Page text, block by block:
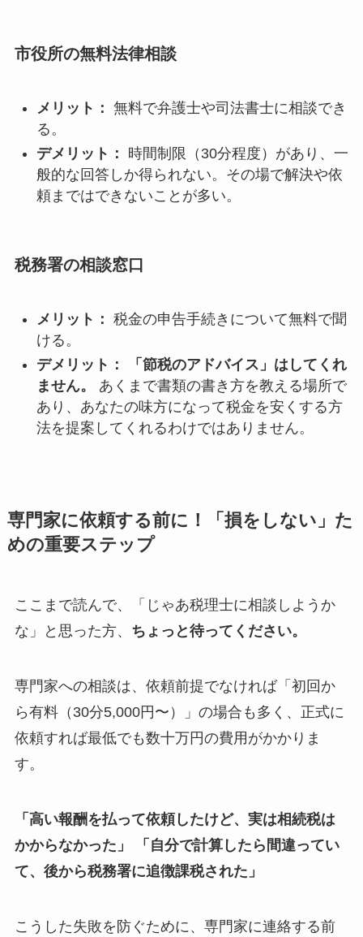
市役所の無料法律相談
メリット： 無料で弁護士や司法書士に相談でき
る。
デメリット：
時間制限（30分程度）があり、一
般的な回答しか得られない。その場で解決や依
頼まではできないことが多い。
税務署の相談窓口
メリット： 税金の申告手続きについて無料で聞
ける。
デメリット：
「節税のアドバイス」はしてくれ
ません。
あくまで書類の書き方を教える場所で
あり、あなたの味方になって税金を安くする方
法を提案してくれるわけではありません。
専門家に依頼する前に！「損をしない」た
めの重要ステップ
ここまで読んで、「じゃあ税理士に相談しようか
な」と思った方、 ちょっと待ってください。
専門家への相談は、依頼前提でなければ「初回か
ら有料（30分5,000円〜）」の場合も多く、正式に
依頼すれば最低でも数十万円の費用がかかりま
す。
「高い報酬を払って依頼したけど、実は相続税は
かからなかった」
「自分で計算したら間違ってい
て、後から税務署に追徴課税された」
こうした失敗を防ぐために、専門家に連絡する前